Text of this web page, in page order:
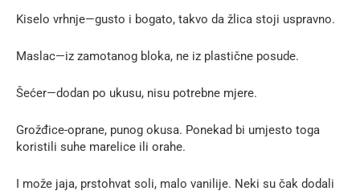
Kiselo vrhnje—gusto i bogato, takvo da žlica stoji uspravno.
Maslac—iz zamotanog bloka, ne iz plastične posude.
Šećer—dodan po ukusu, nisu potrebne mjere.
Grožđice-oprane, punog okusa. Ponekad bi umjesto toga
koristili suhe marelice ili orahe.
I može jaja, prstohvat soli, malo vanilije. Neki su čak dodali